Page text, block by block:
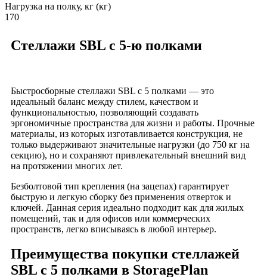
Нагрузка на полку, кг (кг)
170
Стеллажи SBL с 5-ю полками
Быстросборные стеллажи SBL с 5 полками — это
идеальный баланс между стилем, качеством и
функциональностью, позволяющий создавать
эргономичные пространства для жизни и работы. Прочные
материалы, из которых изготавливается конструкция, не
только выдерживают значительные нагрузки (до 750 кг на
секцию), но и сохраняют привлекательный внешний вид
на протяжении многих лет.
Безболтовой тип крепления (на зацепах) гарантирует
быструю и легкую сборку без применения отверток и
ключей. Данная серия идеально подходит как для жилых
помещений, так и для офисов или коммерческих
пространств, легко вписываясь в любой интерьер.
Преимущества покупки стеллажей
SBL с 5 полками в StoragePlan